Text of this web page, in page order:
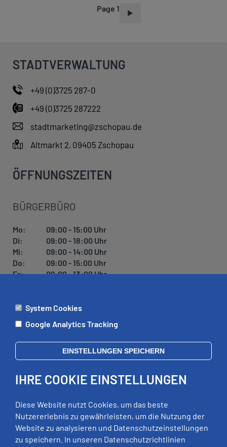
Page 1
STADTVERWALTUNG
+49 (0)3725 287-0
+49 (0)3725 287222
stadtmarketing@zschopau.de
Altmarkt 2, 09405 Zschopau
ÖFFNUNGSZEITEN
BÜRGERBÜRO
Mo:
09:00 - 15:00 Uhr
Di:
09:00 - 18:00 Uhr
Mi:
09:00 - 14:00 Uhr
Do:
09:00 - 15:00 Uhr
Fr:
09:00 - 13:00 Uhr
ÄMTER
Di:
09:00 - 12:00 Uhr, 13:00 - 18:00 Uhr
Mi:
geschlossen
Fr:
09:00 - 12:00 Uhr
RECHTLICHES
System Cookies
Google Analytics Tracking
EINSTELLUNGEN SPEICHERN
IHRE COOKIE EINSTELLUNGEN
Diese Website nutzt Cookies, um das beste
Nutzererlebnis zu gewährleisten, um die Nutzung der
Website zu analysieren und Datenschutzeinstellungen
zu speichern. In unseren Datenschutzrichtlinien